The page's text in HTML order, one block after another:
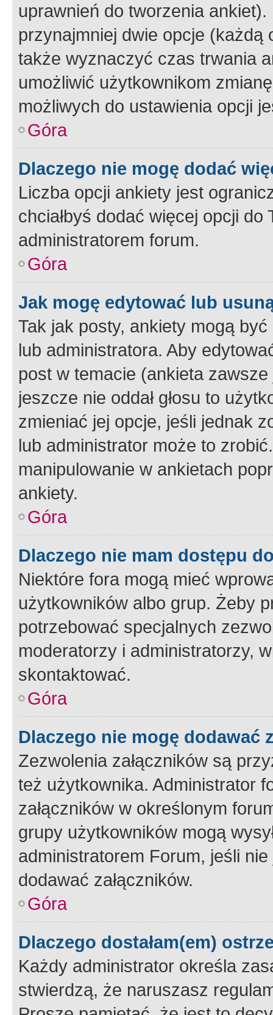
uprawnień do tworzenia
przynajmniej dwie opcje
także wyznaczyć czas trwania
umożliwić użytkownikom
możliwych do ustawienia opcji
Góra
Dlaczego nie mogę dodać
Liczba opcji ankiety jest
chciałbyś dodać więcej opcji
administratorem forum.
Góra
Jak mogę edytować lub
Tak jak posty, ankiety mogą
lub administratora. Aby
post w temacie (ankieta
jeszcze nie oddał głosu to
zmieniać jej opcje, jeśli jednak
lub administrator może to
manipulowanie w ankietach
ankiety.
Góra
Dlaczego nie mam dostępu
Niektóre fora mogą mieć
użytkowników albo grup. Żeby
potrzebować specjalnych
moderatorzy i administratorzy,
skontaktować.
Góra
Dlaczego nie mogę dodawać
Zezwolenia załączników są
też użytkownika. Administrator
załączników w określonym
grupy użytkowników mogą
administratorem Forum, jeśli
dodawać załączników.
Góra
Dlaczego dostałam(em)
Każdy administrator określa
stwierdzą, że naruszasz